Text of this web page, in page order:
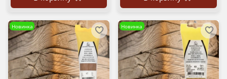
Новинка Новинка